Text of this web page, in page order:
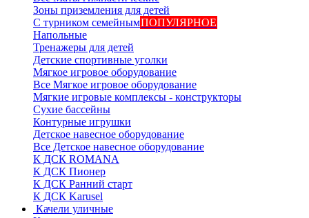
Зоны приземления для детей
С турником семейнымПОПУЛЯРНОЕ
Напольные
Тренажеры для детей
Детские спортивные уголки
Мягкое игровое оборудование
Все Мягкое игровое оборудование
Мягкие игровые комплексы - конструкторы
Сухие бассейны
Контурные игрушки
Детское навесное оборудование
Все Детское навесное оборудование
К ДСК ROMANA
К ДСК Пионер
К ДСК Ранний старт
К ДСК Karusel
Качели уличные